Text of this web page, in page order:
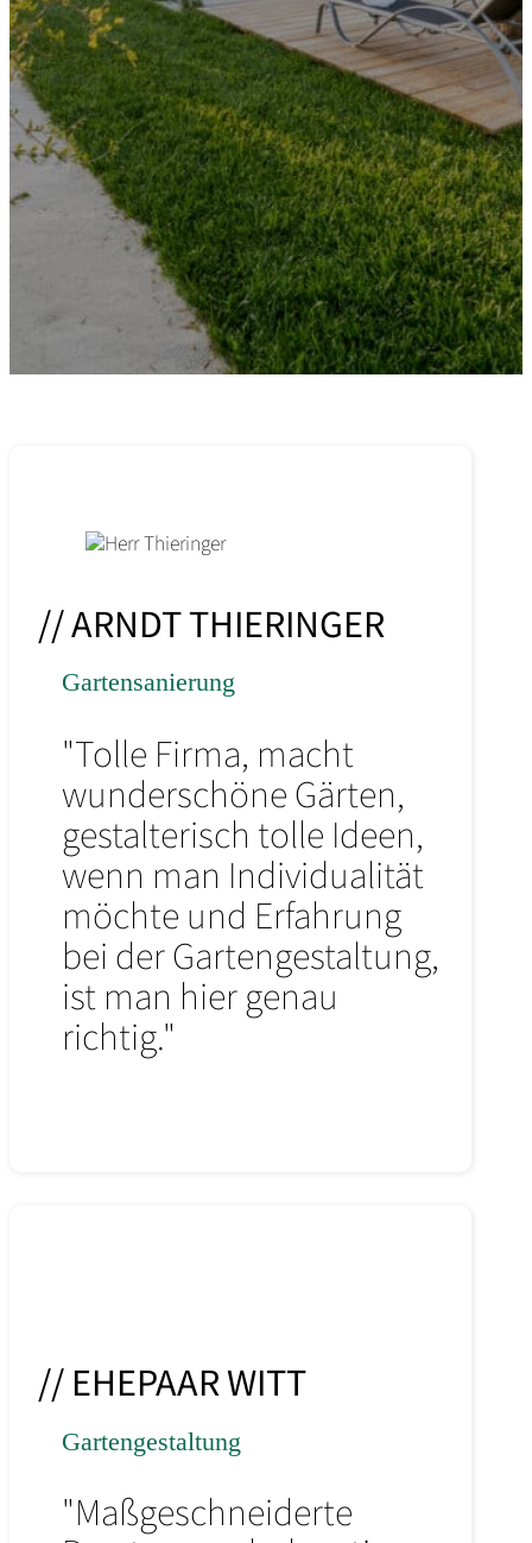
// ARNDT THIERINGER
Gartensanierung
"Tolle Firma, macht
wunderschöne Gärten,
gestalterisch tolle Ideen,
wenn man Individualität
möchte und Erfahrung
bei der Gartengestaltung,
ist man hier genau
richtig."
// EHEPAAR WITT
Gartengestaltung
"Maßgeschneiderte